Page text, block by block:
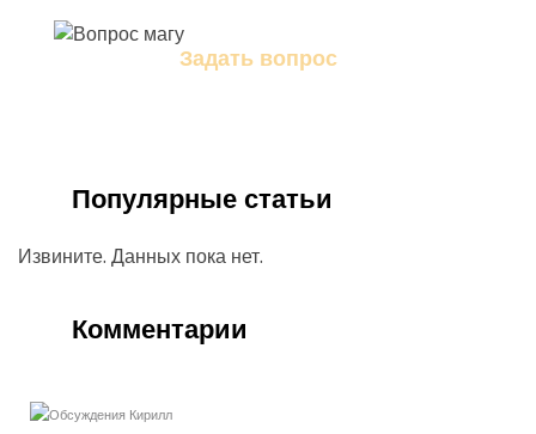
Задать вопрос
Популярные статьи
Извините. Данных пока нет.
Комментарии
Кирилл